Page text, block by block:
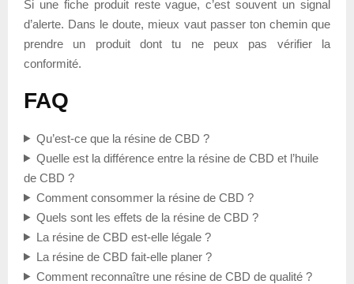
Si une fiche produit reste vague, c’est souvent un signal
d’alerte. Dans le doute, mieux vaut passer ton chemin que
prendre un produit dont tu ne peux pas vérifier la
conformité.
FAQ
Qu’est-ce que la résine de CBD ?
Quelle est la différence entre la résine de CBD et l’huile
de CBD ?
Comment consommer la résine de CBD ?
Quels sont les effets de la résine de CBD ?
La résine de CBD est-elle légale ?
La résine de CBD fait-elle planer ?
Comment reconnaître une résine de CBD de qualité ?